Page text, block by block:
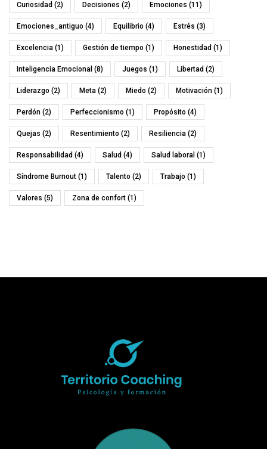
Curiosidad (2) Decisiones (2) Emociones (11)
Emociones_antiguo (4) Equilibrio (4) Estrés (3)
Excelencia (1) Gestión de tiempo (1) Honestidad (1)
Inteligencia Emocional (8) Juegos (1) Libertad (2)
Liderazgo (2) Meta (2) Miedo (2) Motivación (1)
Perdón (2) Perfeccionismo (1) Propósito (4)
Quejas (2) Resentimiento (2) Resiliencia (2)
Responsabilidad (4) Salud (4) Salud laboral (1)
Síndrome Burnout (1) Talento (2) Trabajo (1)
Valores (5) Zona de confort (1)